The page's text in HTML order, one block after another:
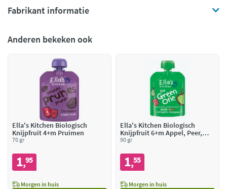
Fabrikant informatie
Anderen bekeken ook
Ella's Kitchen Biologisch
Knijpfruit 4+m Pruimen
70 gr
1,95
Morgen in huis
Ella's Kitchen Biologisch
Knijpfruit 6+m Appel, Peer,
Banaan, Kiwi
90 gr
1,55
Morgen in huis